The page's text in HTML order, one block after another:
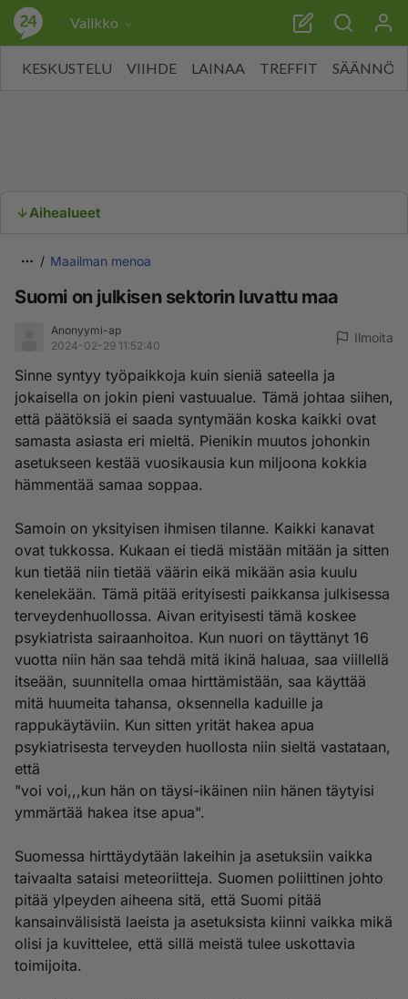
Valikko
KESKUSTELU VIIHDE LAINAA TREFFIT SÄÄNNÖT
Aihealueet
Maailman menoa
Suomi on julkisen sektorin luvattu maa
Anonyymi-ap
2024-02-29 11:52:40
Ilmoita
Sinne syntyy työpaikkoja kuin sieniä sateella ja
jokaisella on jokin pieni vastuualue. Tämä johtaa siihen,
että päätöksiä ei saada syntymään koska kaikki ovat
samasta asiasta eri mieltä. Pienikin muutos johonkin
asetukseen kestää vuosikausia kun miljoona kokkia
hämmentää samaa soppaa.
Samoin on yksityisen ihmisen tilanne. Kaikki kanavat
ovat tukkossa. Kukaan ei tiedä mistään mitään ja sitten
kun tietää niin tietää väärin eikä mikään asia kuulu
kenelekään. Tämä pitää erityisesti paikkansa julkisessa
terveydenhuollossa. Aivan erityisesti tämä koskee
psykiatrista sairaanhoitoa. Kun nuori on täyttänyt 16
vuotta niin hän saa tehdä mitä ikinä haluaa, saa viillellä
itseään, suunnitella omaa hirttämistään, saa käyttää
mitä huumeita tahansa, oksennella kaduille ja
rappukäytäviin. Kun sitten yrität hakea apua
psykiatrisesta terveyden huollosta niin sieltä vastataan,
että
"voi voi,,,kun hän on täysi-ikäinen niin hänen täytyisi
ymmärtää hakea itse apua".
Suomessa hirttäydytään lakeihin ja asetuksiin vaikka
taivaalta sataisi meteoriitteja. Suomen poliittinen johto
pitää ylpeyden aiheena sitä, että Suomi pitää
kansainvälisistä laeista ja asetuksista kiinni vaikka mikä
olisi ja kuvittelee, että sillä meistä tulee uskottavia
toimijoita.